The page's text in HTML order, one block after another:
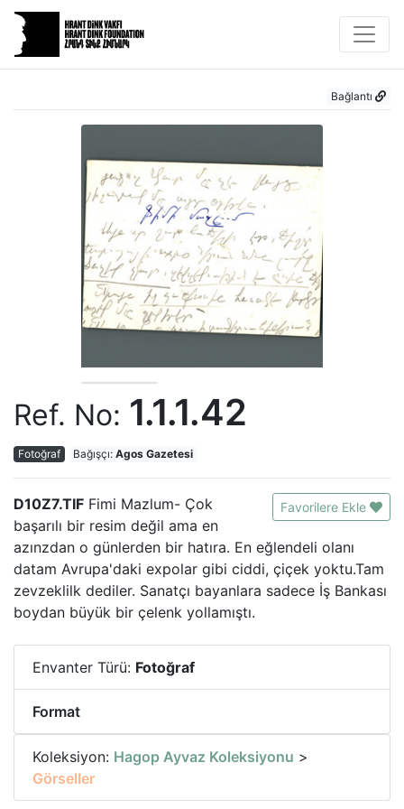
Bağlantı
Ref. No: 1.1.1.42
Fotoğraf Bağışçı: Agos Gazetesi
Favorilere Ekle
D10Z7.TIF Fimi Mazlum- Çok
başarılı bir resim değil ama en
azınzdan o günlerden bir hatıra. En eğlendeli olanı
datam Avrupa'daki expolar gibi ciddi, çiçek yoktu.Tam
zevzeklilk dediler. Sanatçı bayanlara sadece İş Bankası
boydan büyük bir çelenk yollamıştı.
Envanter Türü: Fotoğraf
Format
Koleksiyon: Hagop Ayvaz Koleksiyonu >
Görseller